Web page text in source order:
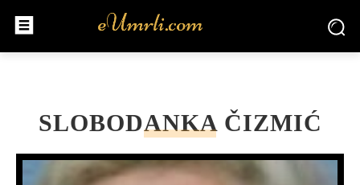
SLOBODANKA ČIZMIĆ